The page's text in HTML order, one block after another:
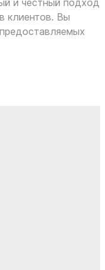
и честный подход
клиентов. Вы